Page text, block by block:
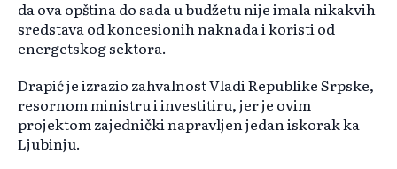
da ova opština do sada u budžetu nije imala nikakvih
sredstava od koncesionih naknada i koristi od
energetskog sektora.
Drapić je izrazio zahvalnost Vladi Republike Srpske,
resornom ministru i investitiru, jer je ovim
projektom zajednički napravljen jedan iskorak ka
Ljubinju.